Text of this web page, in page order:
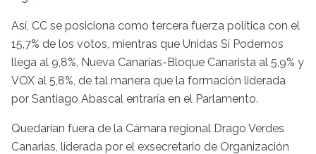
Así, CC se posiciona como tercera fuerza política con el
15,7% de los votos, mientras que Unidas Sí Podemos
llega al 9,8%, Nueva Canarias-Bloque Canarista al 5,9% y
VOX al 5,8%, de tal manera que la formación liderada
por Santiago Abascal entraría en el Parlamento.
Quedarían fuera de la Cámara regional Drago Verdes
Canarias, liderada por el exsecretario de Organización